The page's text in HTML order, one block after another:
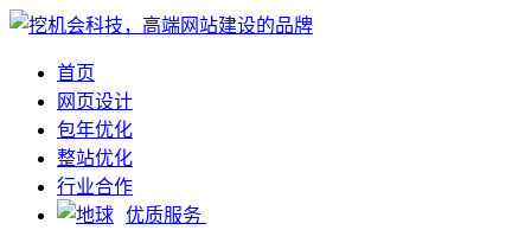
首页
网页设计
包年优化
整站优化
行业合作
优质服务